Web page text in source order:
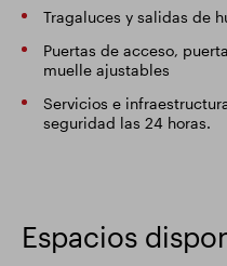
Tragaluces y salidas de
Puertas de acceso,
muelle ajustables
Servicios e
seguridad las 24 horas.
Espacios